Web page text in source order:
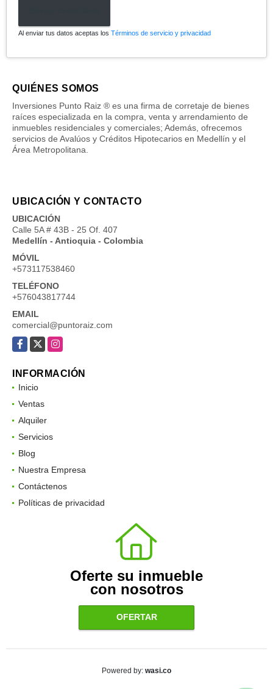
Al enviar tus datos aceptas los Términos de servicio y privacidad
QUIÉNES SOMOS
Inversiones Punto Raiz ® es una firma de corretaje de bienes
raíces especializada en la compra, venta y arrendamiento de
inmuebles residenciales y comerciales; Además, ofrecemos
servicios de Avalúos y Créditos Hipotecarios en Medellín y el
Área Metropolitana.
UBICACIÓN Y CONTACTO
UBICACIÓN
Calle 5A # 43B - 25 Of. 407
Medellín - Antioquia - Colombia
MÓVIL
+573117538460
TELÉFONO
+576043817744
EMAIL
comercial@puntoraiz.com
Facebook
X Instagram
INFORMACIÓN
Inicio
Ventas
Alquiler
Servicios
Blog
Nuestra Empresa
Contáctenos
Políticas de privacidad
Oferte su inmueble
con nosotros
OFERTAR
Powered by: wasi.co